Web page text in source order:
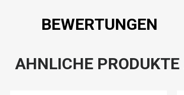
BEWERTUNGEN
AHNLICHE PRODUKTE